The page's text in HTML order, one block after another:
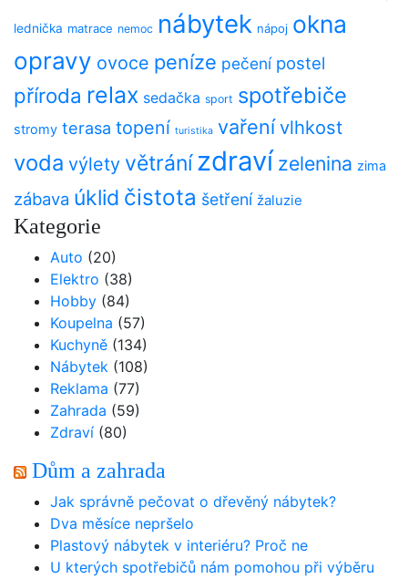
lednička matrace nemoc nábytek nápoj okna
opravy ovoce peníze pečení postel
příroda relax sedačka sport spotřebiče
stromy terasa topení turistika vaření vlhkost
voda výlety větrání zdraví zelenina zima
zábava úklid čistota šetření žaluzie
Kategorie
Auto (20)
Elektro (38)
Hobby (84)
Koupelna (57)
Kuchyně (134)
Nábytek (108)
Reklama (77)
Zahrada (59)
Zdraví (80)
Dům a zahrada
Jak správně pečovat o dřevěný nábytek?
Dva měsíce nepršelo
Plastový nábytek v interiéru? Proč ne
U kterých spotřebičů nám pomohou při výběru